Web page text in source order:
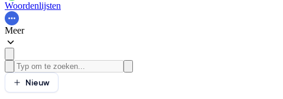
Woordenlijsten
Meer
Nieuw